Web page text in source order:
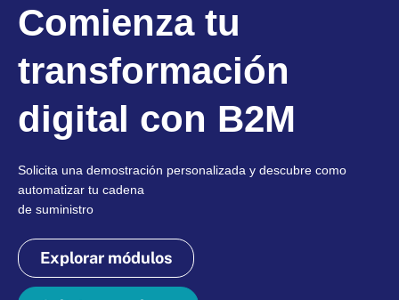
Comienza tu
transformación
digital con B2M
Solicita una demostración personalizada y descubre como
automatizar tu cadena
de suministro
Explorar módulos